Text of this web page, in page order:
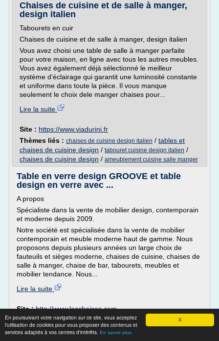
X
En poursuivant votre navigation sur ce site, vous acceptez
l'utilisation de cookies pour vous proposer des contenus et
services adaptés à vos centres d'intérêts. En savoir plus
Chaises de cuisine et de salle à manger,
design italien
Tabourets en cuir
Chaises de cuisine et de salle à manger, design italien
Vous avez choisi une table de salle à manger parfaite
pour votre maison, en ligne avec tous les autres meubles.
Vous avez également déjà sélectionné le meilleur
système d'éclairage qui garantit une luminosité constante
et uniforme dans toute la pièce. Il vous manque
seulement le choix dele manger chaises pour...
Lire la suite
Site : https://www.viadurini.fr
Thèmes liés : chaises de cuisine design italien / tables et
chaises de cuisine design / tabouret cuisine design italien /
chaises de cuisine design / ameublement cuisine salle manger
Table en verre design GROOVE et table
design en verre avec ...
A propos
Spécialiste dans la vente de mobilier design, contemporain
et moderne depuis 2009.
Notre société est spécialisée dans la vente de mobilier
contemporain et meuble moderne haut de gamme. Nous
proposons depuis plusieurs années un large choix de
fauteuils et sièges moderne, chaises de cuisine, chaises de
salle à manger, chaise de bar, tabourets, meubles et
mobilier tendance. Nous...
Lire la suite
Site :http://www.leschaises.com
Thèmes liés :tables et chaises de cuisine design
chaise
de cuisine moderne grise/ chaise de cuisine moderne noir/
chaise de cuisine moderne
chaises hautes de cuisine